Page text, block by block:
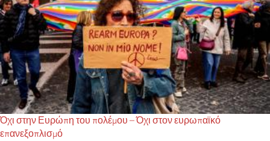
Όχι στην Ευρώπη του πολέμου – Όχι στον ευρωπαϊκό
επανεξοπλισμό